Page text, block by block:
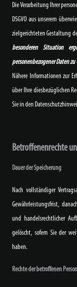
Die Verarbeitung Ihrer
DSGVO aus unserem
zielgerichteten Gestaltung
besonderen Situation
personenbezogener Daten
Nähere Informationen zur
über Ihre diesbezüglichen
Sie in den
Betroffenenrechte
Dauer der Speicherung
Nach vollständiger
Gewährleistungsfrist,
und handelsrechtlicher
gelöscht, sofern Sie der
haben.
Rechte der betroffenen Person